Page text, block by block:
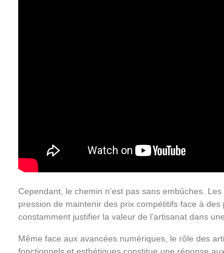
Cependant, le chemin n’est pas sans embûches.
pression de maintenir des prix compétitifs face à
constamment justifier la valeur de l’artisanat dans
Même face aux avancées numériques, le rôle des